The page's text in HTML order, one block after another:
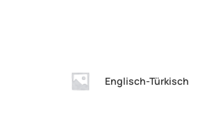
Englisch-Türkisch